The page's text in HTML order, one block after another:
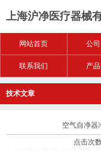
上海沪净医疗器械
网站首页 公
联系我们 产
技术文章
空气自净器
点击次